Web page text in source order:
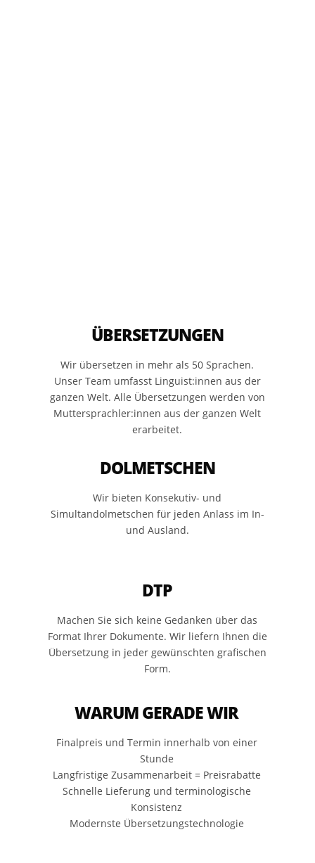
ÜBERSETZUNGEN
Wir übersetzen in mehr als 50 Sprachen.
Unser Team umfasst Linguist:innen aus der
ganzen Welt. Alle Übersetzungen werden von
Muttersprachler:innen aus der ganzen Welt
erarbeitet.
DOLMETSCHEN
Wir bieten Konsekutiv- und
Simultandolmetschen für jeden Anlass im In-
und Ausland.
DTP
Machen Sie sich keine Gedanken über das
Format Ihrer Dokumente. Wir liefern Ihnen die
Übersetzung in jeder gewünschten grafischen
Form.
WARUM GERADE WIR
Finalpreis und Termin innerhalb von einer
Stunde
Langfristige Zusammenarbeit = Preisrabatte
Schnelle Lieferung und terminologische
Konsistenz
Modernste Übersetzungstechnologie